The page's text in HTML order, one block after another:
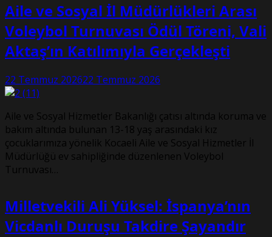
Aile ve Sosyal İl Müdürlükleri Arası
Voleybol Turnuvası Ödül Töreni, Vali
Aktaş’ın Katılımıyla Gerçekleşti
22 Temmuz 202622 Temmuz 2026
Aile ve Sosyal Hizmetler Bakanlığı çatısı altında koruma ve
bakım altında bulunan 13-18 yaş arasındaki kız
çocuklarımıza yönelik Kocaeli Aile ve Sosyal Hizmetler İl
Müdürlüğü ev sahipliğinde düzenlenen Voleybol
Turnuvası…
Milletvekili Ali Yüksel: İspanya’nın
Vicdanlı Duruşu Takdire Şayandır